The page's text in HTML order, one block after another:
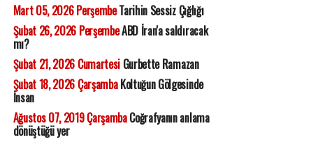
Mart 05, 2026 PerşembeTarihin Sessiz Çığlığı
Şubat 26, 2026 PerşembeABD İran'a saldıracak
mı?
Şubat 21, 2026 CumartesiGurbette Ramazan
Şubat 18, 2026 ÇarşambaKoltuğun Gölgesinde
İnsan
Ağustos 07, 2019 ÇarşambaCoğrafyanın anlama
dönüştüğü yer